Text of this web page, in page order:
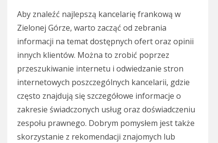
Aby znaleźć najlepszą kancelarię frankową w
Zielonej Górze, warto zacząć od zebrania
informacji na temat dostępnych ofert oraz opinii
innych klientów. Można to zrobić poprzez
przeszukiwanie internetu i odwiedzanie stron
internetowych poszczególnych kancelarii, gdzie
często znajdują się szczegółowe informacje o
zakresie świadczonych usług oraz doświadczeniu
zespołu prawnego. Dobrym pomysłem jest także
skorzystanie z rekomendacji znajomych lub